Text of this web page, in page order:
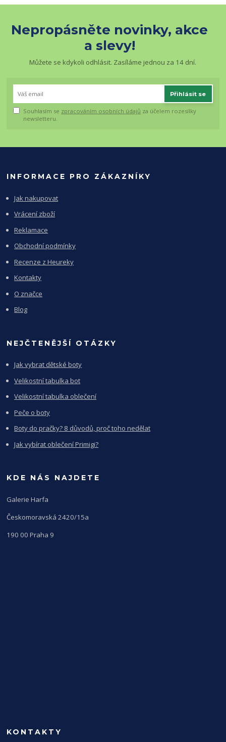
Nepropásněte novinky, akce
a slevy!
Můžete se kdykoli odhlásit. Zasíláme jednou za 14 dní.
Přihlásit se
Souhlasím se zpracováním osobních údajů za účelem rozesílky
newsletteru.
INFORMACE PRO ZÁKAZNÍKY
Jak nakupovat
Vrácení zboží
Reklamace
Obchodní podmínky
Recenze z Heureky
Kontakty
O značce
Blog
NEJČTENĚJŠÍ OTÁZKY
Jak vybrat dětské boty
Velikostní tabulka bot
Velikostní tabulka oblečení
Peče o boty
Boty do pračky? 8 důvodů, proč toho nedělat
Jak vybírat oblečení Primigi?
KDE NÁS NAJDETE
Galerie Harfa
Českomoravská 2420/15a
190 00 Praha 9
KONTAKTY